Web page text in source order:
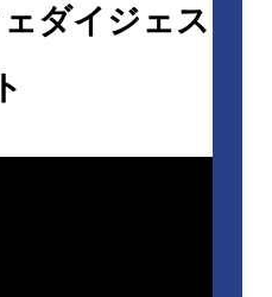
ダイジェス
ト